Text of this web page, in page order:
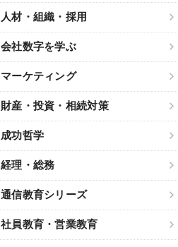
人材・組織・採用
会社数字を学ぶ
マーケティング
財産・投資・相続対策
成功哲学
経理・総務
通信教育シリーズ
社員教育・営業教育